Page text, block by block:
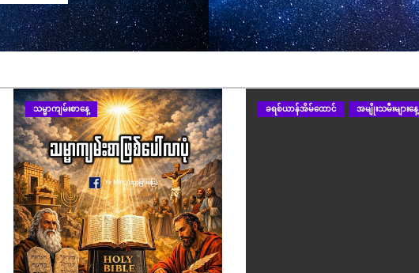
သမ္မာကျမ်းစာနေ့ ခရစ်ယာန်အိမ်ထောင် အမျိုးသမီးများနေ့